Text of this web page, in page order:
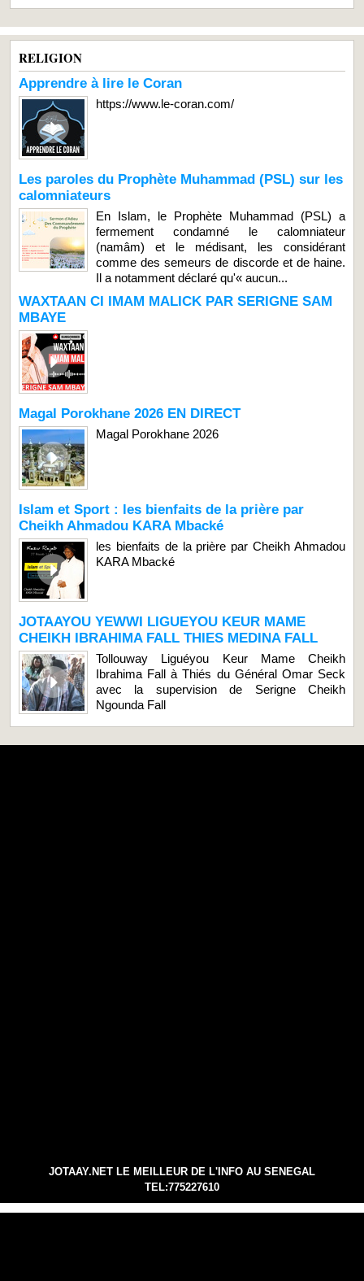
RELIGION
Apprendre à lire le Coran
https://www.le-coran.com/
Les paroles du Prophète Muhammad (PSL) sur les
calomniateurs
En Islam, le Prophète Muhammad (PSL) a
fermement condamné le calomniateur
(namâm) et le médisant, les considérant
comme des semeurs de discorde et de haine.
Il a notamment déclaré qu'« aucun...
WAXTAAN CI IMAM MALICK PAR SERIGNE SAM
MBAYE
Magal Porokhane 2026 EN DIRECT
Magal Porokhane 2026
Islam et Sport : les bienfaits de la prière par
Cheikh Ahmadou KARA Mbacké
les bienfaits de la prière par Cheikh Ahmadou
KARA Mbacké
JOTAAYOU YEWWI LIGUEYOU KEUR MAME
CHEIKH IBRAHIMA FALL THIES MEDINA FALL
Tollouway Liguéyou Keur Mame Cheikh
Ibrahima Fall à Thiés du Général Omar Seck
avec la supervision de Serigne Cheikh
Ngounda Fall
JOTAAY.NET LE MEILLEUR DE L'INFO AU SENEGAL
TEL:775227610